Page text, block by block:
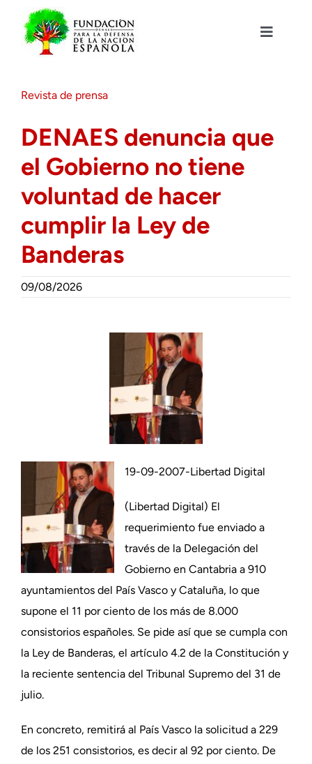
contenido
Toggle
Actualidad
Actividades
Colabora
Revista de prensa
DENAES denuncia que
el Gobierno no tiene
voluntad de hacer
cumplir la Ley de
Banderas
09/08/2026
19-09-2007-Libertad Digital
(Libertad Digital) El
requerimiento fue enviado a
través de la Delegación del
Gobierno en Cantabria a 910
ayuntamientos del País Vasco y Cataluña, lo que
supone el 11 por ciento de los más de 8.000
consistorios españoles. Se pide así que se cumpla con
la Ley de Banderas, el artículo 4.2 de la Constitución y
la reciente sentencia del Tribunal Supremo del 31 de
julio.
En concreto, remitirá al País Vasco la solicitud a 229
de los 251 consistorios, es decir al 92 por ciento. De